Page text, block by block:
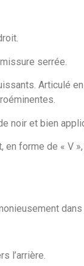
serrée.
Articulé
noir et bien
forme de « V
l’arrière.